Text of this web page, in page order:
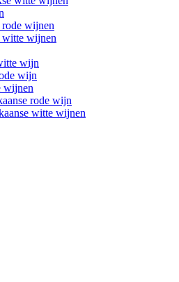
rode wijnen
witte wijnen
wijn
wijn
wijnen
rode wijn
witte wijnen